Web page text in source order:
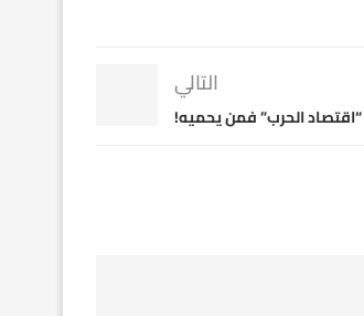
التالي
“اقتصاد الحرب” فمن يحميه!